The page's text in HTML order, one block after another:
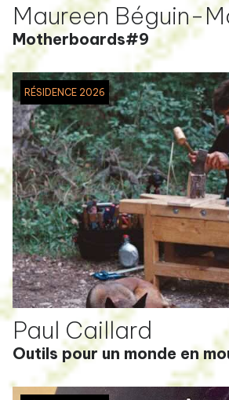
Maureen Béguin-
Motherboards#9
RÉSIDENCE 2026
Paul Caillard
Outils pour un monde en